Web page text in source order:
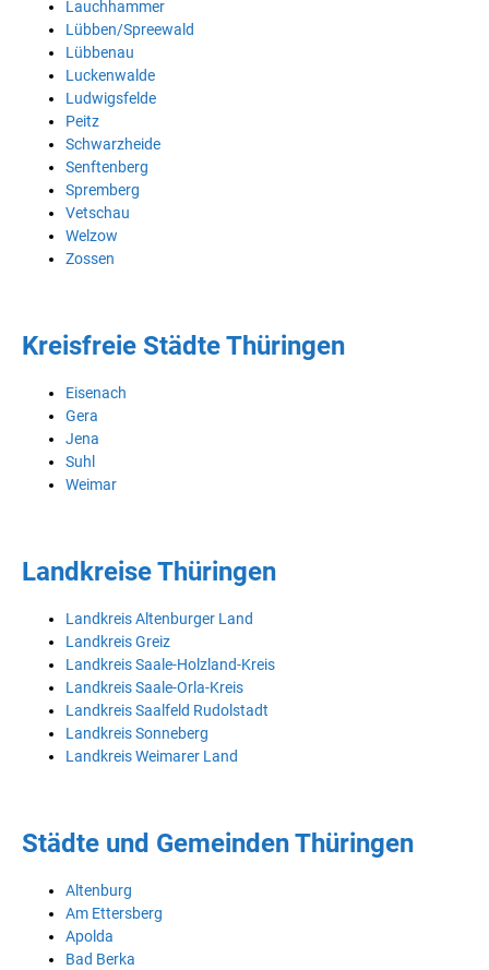
Lauchhammer
Lübben/Spreewald
Lübbenau
Luckenwalde
Ludwigsfelde
Peitz
Schwarzheide
Senftenberg
Spremberg
Vetschau
Welzow
Zossen
Kreisfreie Städte Thüringen
Eisenach
Gera
Jena
Suhl
Weimar
Landkreise Thüringen
Landkreis Altenburger Land
Landkreis Greiz
Landkreis Saale-Holzland-Kreis
Landkreis Saale-Orla-Kreis
Landkreis Saalfeld Rudolstadt
Landkreis Sonneberg
Landkreis Weimarer Land
Städte und Gemeinden Thüringen
Altenburg
Am Ettersberg
Apolda
Bad Berka